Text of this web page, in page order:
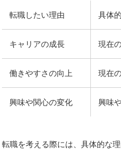
転職したい理由 具体
キャリアの成長 現在
働きやすさの向上 現在
興味や関心の変化 興味
転職を考える際には、具体的な